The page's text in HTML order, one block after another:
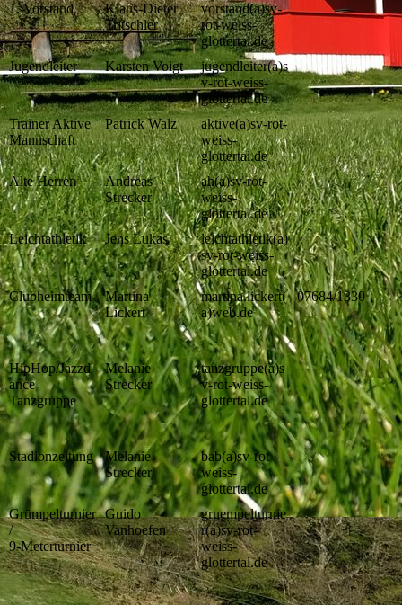
1. Vorstand
Klaus-Dieter
Tritschler
vorstand(a)sv-
rot-weiss-
glottertal.de
Jugendleiter
Karsten Voigt
jugendleiter(a)s
v-rot-weiss-
glottertal.de
Trainer Aktive
Mannschaft
Patrick Walz
aktive(a)sv-rot-
weiss-
glottertal.de
Alte Herren
Andreas
Strecker
ah(a)sv-rot-
weiss-
glottertal.de
Leichtathletik
Jens Lukas
leichtathletik(a)
sv-rot-weiss-
glottertal.de
Clubheimteam
Martina
Lickert
martina.lickert(
a)web.de
07684/1330
HipHop/Jazzd
ance
Tanzgruppe
Melanie
Strecker
tanzgruppe(a)s
v-rot-weiss-
glottertal.de
Stadionzeitung
Melanie
Strecker
bab(a)sv-rot-
weiss-
glottertal.de
Grümpelturnier
/
9-Meterturnier
Guido
Vanhoefen
gruempelturnie
r(a)sv-rot-
weiss-
glottertal.de